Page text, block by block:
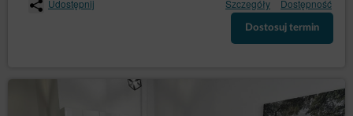
sprzeciwu wobec takiego przetwarzania;
do otrzymania kopii danych (art. 15 ust. 3
– uzyskania kopii danych podlegających
danych może nałożyć opłatę w rozsądnej
Udostępnij
Szczegóły Dostępność
Dostosuj termin